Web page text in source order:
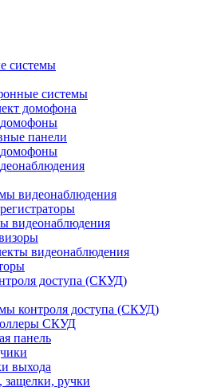
системы
системы
домофона
панели
видеонаблюдения
видеонаблюдения
видеонаблюдения
доступа (СКУД)
контроля доступа (СКУД)
СКУД
панель
выхода
защелки, ручки